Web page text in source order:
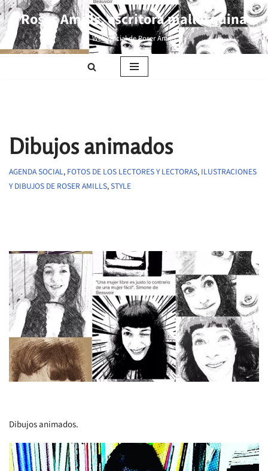
Saltar
al
Roser Amills, escritora mallorquina
Web oficial de Roser Amills
Dibujos animados
AGENDA SOCIAL, FOTOS DE LOS LECTORES Y LECTORAS, ILUSTRACIONES
Y DIBUJOS DE ROSER AMILLS,STYLE
Dibujos animados.